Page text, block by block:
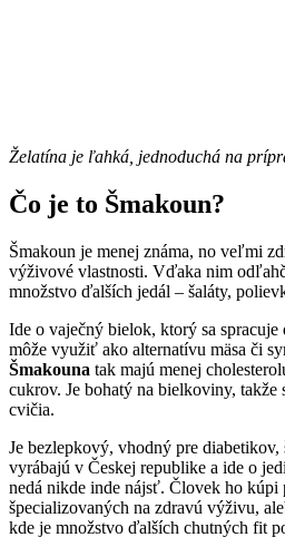
Želatína je ľahká, jednoduchá na
Čo je to Šmakoun?
Šmakoun je menej známa, no veľmi
výživové vlastnosti. Vďaka nim
množstvo ďalších jedál – šaláty,
Ide o vaječný bielok, ktorý sa
môže využiť ako alternatívu mäsa či
Šmakouna tak majú menej
cukrov. Je bohatý na bielkoviny, takže
cvičia.
Je bezlepkový, vhodný pre diabetikov,
vyrábajú v Českej republike a ide o
nedá nikde inde nájsť. Človek ho kúpi
špecializovaných na zdravú výživu,
kde je množstvo ďalších chutných fit